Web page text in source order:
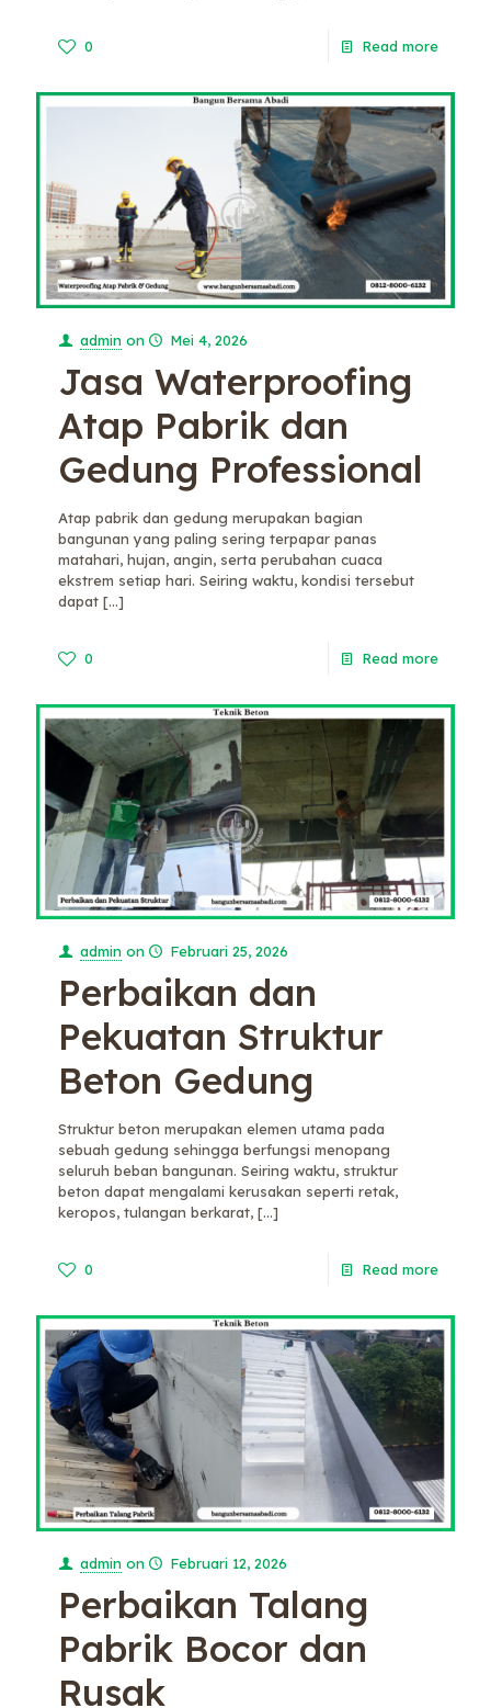
0 Read more
admin on Mei 4, 2026
Jasa Waterproofing
Atap Pabrik dan
Gedung Professional
Atap pabrik dan gedung merupakan bagian
bangunan yang paling sering terpapar panas
matahari, hujan, angin, serta perubahan cuaca
ekstrem setiap hari. Seiring waktu, kondisi tersebut
dapat […]
0 Read more
admin on Februari 25, 2026
Perbaikan dan
Pekuatan Struktur
Beton Gedung
Struktur beton merupakan elemen utama pada
sebuah gedung sehingga berfungsi menopang
seluruh beban bangunan. Seiring waktu, struktur
beton dapat mengalami kerusakan seperti retak,
keropos, tulangan berkarat, […]
0 Read more
admin on Februari 12, 2026
Perbaikan Talang
Pabrik Bocor dan
Rusak